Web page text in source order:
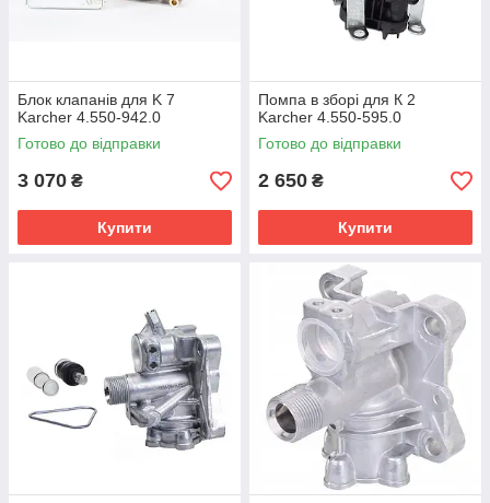
Блок клапанів для K 7
Karcher 4.550-942.0
Готово до відправки
3 070 ₴
Купити
Помпа в зборі для К 2
Karcher 4.550-595.0
Готово до відправки
2 650 ₴
Купити